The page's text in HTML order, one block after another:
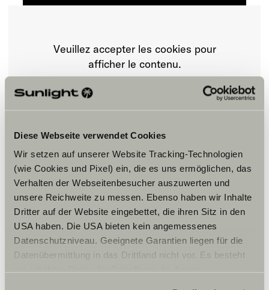
Diese Webseite verwendet Cookies
Wir setzen auf unserer Website Tracking-Technologien
(wie Cookies und Pixel) ein, die es uns ermöglichen, das
Verhalten der Webseitenbesucher auszuwerten und
unsere Reichweite zu messen. Ebenso haben wir Inhalte
Dritter auf der Website eingebettet, die ihren Sitz in den
USA haben. Die USA bieten kein angemessenes
Datenschutzniveau. Geeignete Garantien liegen für die
Datenübermittlung in das Drittland nicht vor. Es besteht
Horaires d'ouverture
FAHRZEUGVERKAUF
Mo - Fr 08:00 Uhr – 18:00 Uhr
Veuillez accepter les cookies pour
afficher le contenu.
Paramètre des cookies